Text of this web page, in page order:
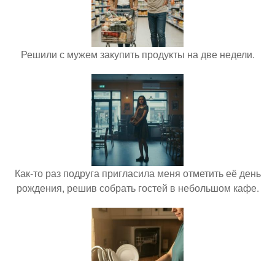
Решили с мужем закупить продукты на две недели.
Как-то раз подруга пригласила меня отметить её день
рождения, решив собрать гостей в небольшом кафе.